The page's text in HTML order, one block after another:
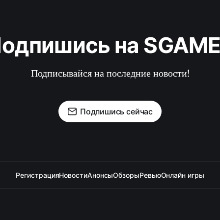
на
Подписывайся на последние новости!
Подпишись сейчас
РегистрацияНовостиАнонсыОбзорыРевьюОнлайн игры